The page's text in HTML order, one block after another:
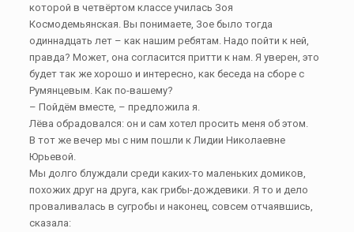
которой в четвёртом классе училась Зоя
Космодемьянская. Вы понимаете, Зое было тогда
одиннадцать лет – как нашим ребятам. Надо пойти к ней,
правда? Может, она согласится притти к нам. Я уверен, это
будет так же хорошо и интересно, как беседа на сборе с
Румянцевым. Как по-вашему?
– Пойдём вместе, – предложила я.
Лёва обрадовался: он и сам хотел просить меня об этом.
В тот же вечер мы с ним пошли к Лидии Николаевне
Юрьевой.
Мы долго блуждали среди каких-то маленьких домиков,
похожих друг на друга, как грибы-дождевики. Я то и дело
проваливалась в сугробы и наконец, совсем отчаявшись,
сказала: